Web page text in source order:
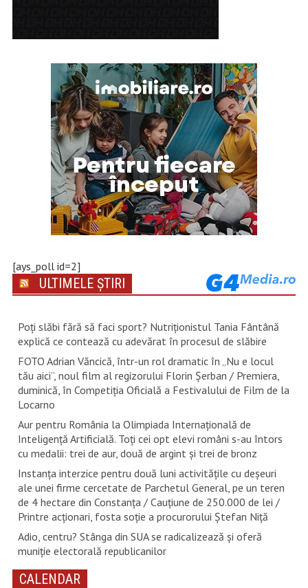
[ays_poll id=2]
ULTIMELE ȘTIRI
Poți slăbi fără să faci sport? Nutriționistul Tania Fântână
explică ce contează cu adevărat în procesul de slăbire
FOTO Adrian Văncică, într-un rol dramatic în „Nu e locul
tău aici”, noul film al regizorului Florin Șerban / Premiera,
duminică, în Competiția Oficială a Festivalului de Film de la
Locarno
Aur pentru România la Olimpiada Internațională de
Inteligență Artificială. Toți cei opt elevi români s-au întors
cu medalii: trei de aur, două de argint și trei de bronz
Instanța interzice pentru două luni activitățile cu deșeuri
ale unei firme cercetate de Parchetul General, pe un teren
de 4 hectare din Constanța / Cauțiune de 250.000 de lei /
Printre acționari, fosta soție a procurorului Ștefan Niță
Adio, centru? Stânga din SUA se radicalizează și oferă
muniție electorală republicanilor
CALENDAR